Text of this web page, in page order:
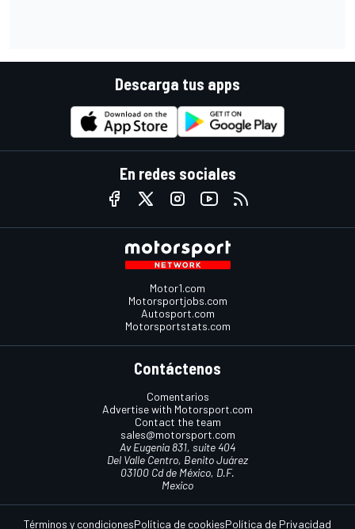
Descarga tus apps
En redes sociales
Motor1.com
Motorsportjobs.com
Autosport.com
Motorsportstats.com
Contáctenos
Comentarios
Advertise with Motorsport.com
Contact the team
sales@motorsport.com
Av Eugenia 831, suite 404
Del Valle Centro, Benito Juárez
03100 Cd de México, D.F.
Mexico
Términos y condicionesPolítica de cookiesPolítica de Privacidad